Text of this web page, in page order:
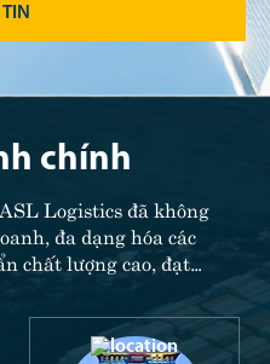
chính
Logistics đã không
đa dạng hóa các
chất lượng cao, đạt
được cấp chứng nhận
trong và ngoài nước.